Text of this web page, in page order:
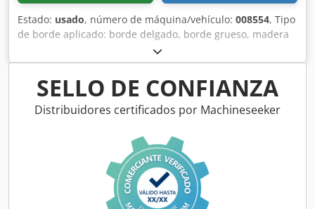
Estado: usado, número de máquina/vehículo: 008554, Tipo
de borde aplicado: borde delgado, borde grueso, madera
maciza. Sistema de encolado: EVA. Fresado para
ensamblaje: sí. Unidad multifuncional: sí. Velocidad
máxima de avance: 16 m/min. Grosor máximo de la placa:
60 mm. Dedjzg D Ezjpfx Akbjkr Unidades de trabajo: 8
unidades.
SELLO DE CONFIANZA
Distribuidores certificados por Machineseeker